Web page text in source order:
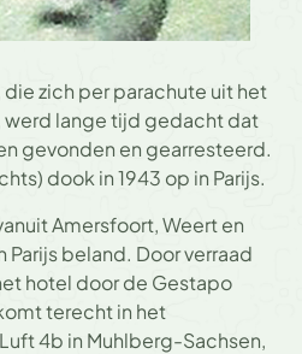
zich per parachute uit het
lange tijd gedacht dat
gevonden en gearresteerd.
dook in 1943 op in Parijs.
Amersfoort, Weert en
Parijs beland. Door verraad
hotel door de Gestapo
terecht in het
4b in Muhlberg-Sachsen,